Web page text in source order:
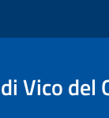
Vico del